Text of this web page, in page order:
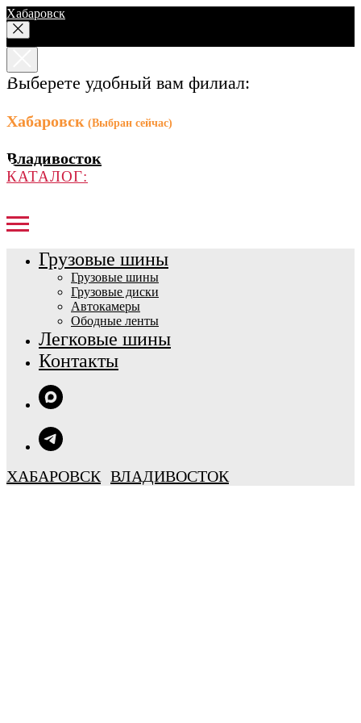
Хабаровск
Выберете удобный вам филиал:
Хабаровск (Выбран сейчас)
Владивосток
КАТАЛОГ:
Грузовые шины
Грузовые шины
Грузовые диски
Автокамеры
Ободные ленты
Легковые шины
Контакты
ХАБАРОВСК ВЛАДИВОСТОК